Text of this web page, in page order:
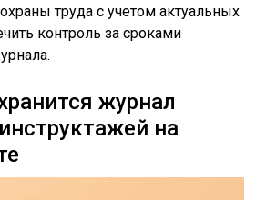
труда с учетом актуальных
контроль за сроками
журнал
на